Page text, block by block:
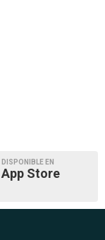
DISPONIBLE EN
App Store